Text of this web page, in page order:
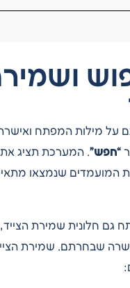
על מילות המפתח
“חפש”. המערכת תציג את
המועמדים שנמצאו
גם חלונית שמירת הצייד,
שבחרתם. שמירת